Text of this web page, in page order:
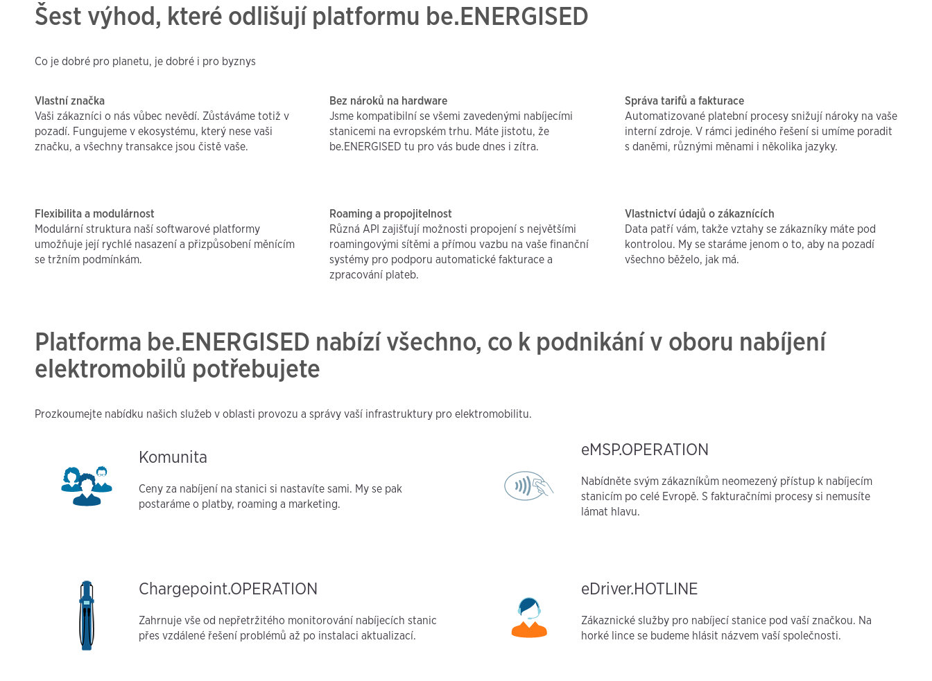
Šest výhod, které odlišují platformu be.ENERGISED
Co je dobré pro planetu, je dobré i pro byznys
Vlastní značka
Vaši zákazníci o nás vůbec nevědí. Zůstáváme totiž v
pozadí. Fungujeme v ekosystému, který nese vaši
značku, a všechny transakce jsou čistě vaše.
Bez nároků na hardware
Jsme kompatibilní se všemi zavedenými nabíjecími
stanicemi na evropském trhu. Máte jistotu, že
be.ENERGISED tu pro vás bude dnes i zítra.
Správa tarifů a fakturace
Automatizované platební procesy snižují nároky na vaše
interní zdroje. V rámci jediného řešení si umíme poradit
s daněmi, různými měnami i několika jazyky.
Flexibilita a modulárnost
Modulární struktura naší softwarové platformy
umožňuje její rychlé nasazení a přizpůsobení měnícím
se tržním podmínkám.
Roaming a propojitelnost
Různá API zajišťují možnosti propojení s největšími
roamingovými sítěmi a přímou vazbu na vaše finanční
systémy pro podporu automatické fakturace a
zpracování plateb.
Vlastnictví údajů o zákaznících
Data patří vám, takže vztahy se zákazníky máte pod
kontrolou. My se staráme jenom o to, aby na pozadí
všechno běželo, jak má.
Platforma be.ENERGISED nabízí všechno, co k podnikání v oboru nabíjení
elektromobilů potřebujete
Prozkoumejte nabídku našich služeb v oblasti provozu a správy vaší infrastruktury pro elektromobilitu.
Komunita
Ceny za nabíjení na stanici si nastavíte sami. My se pak
postaráme o platby, roaming a marketing.
eMSP.OPERATION
Nabídněte svým zákazníkům neomezený přístup k nabíjecím
stanicím po celé Evropě. S fakturačními procesy si nemusíte
lámat hlavu.
Chargepoint.OPERATION
Zahrnuje vše od nepřetržitého monitorování nabíjecích stanic
přes vzdálené řešení problémů až po instalaci aktualizací.
eDriver.HOTLINE
Zákaznické služby pro nabíjecí stanice pod vaší značkou. Na
horké lince se budeme hlásit názvem vaší společnosti.